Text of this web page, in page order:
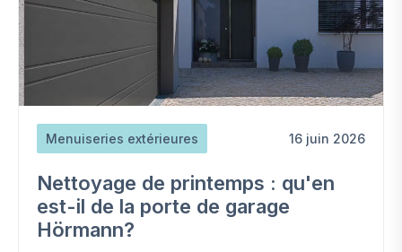
Menuiseries extérieures 16 juin 2026
Nettoyage de printemps : qu'en
est-il de la porte de garage
Hörmann?